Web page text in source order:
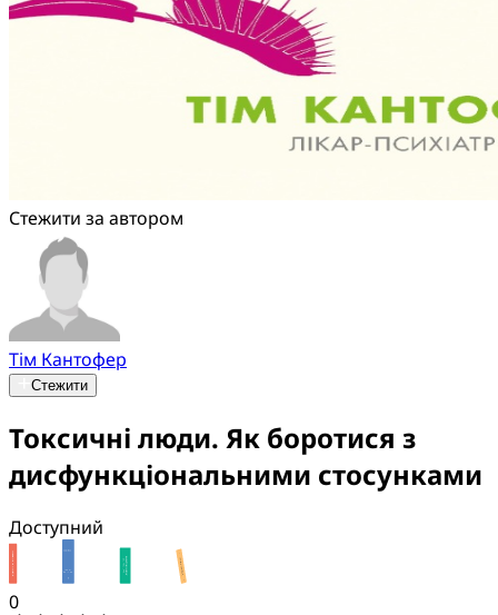
Стежити за автором
Тім Кантофер
Стежити
Токсичні люди. Як боротися з
дисфункціональними стосунками
Доступний
0